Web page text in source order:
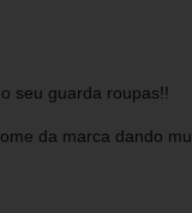
seu guarda roupas!!
da marca dando